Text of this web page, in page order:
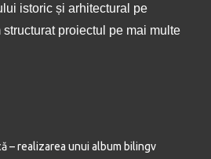
istoric și arhitectural pe
proiectul pe mai multe
– realizarea unui album bilingv